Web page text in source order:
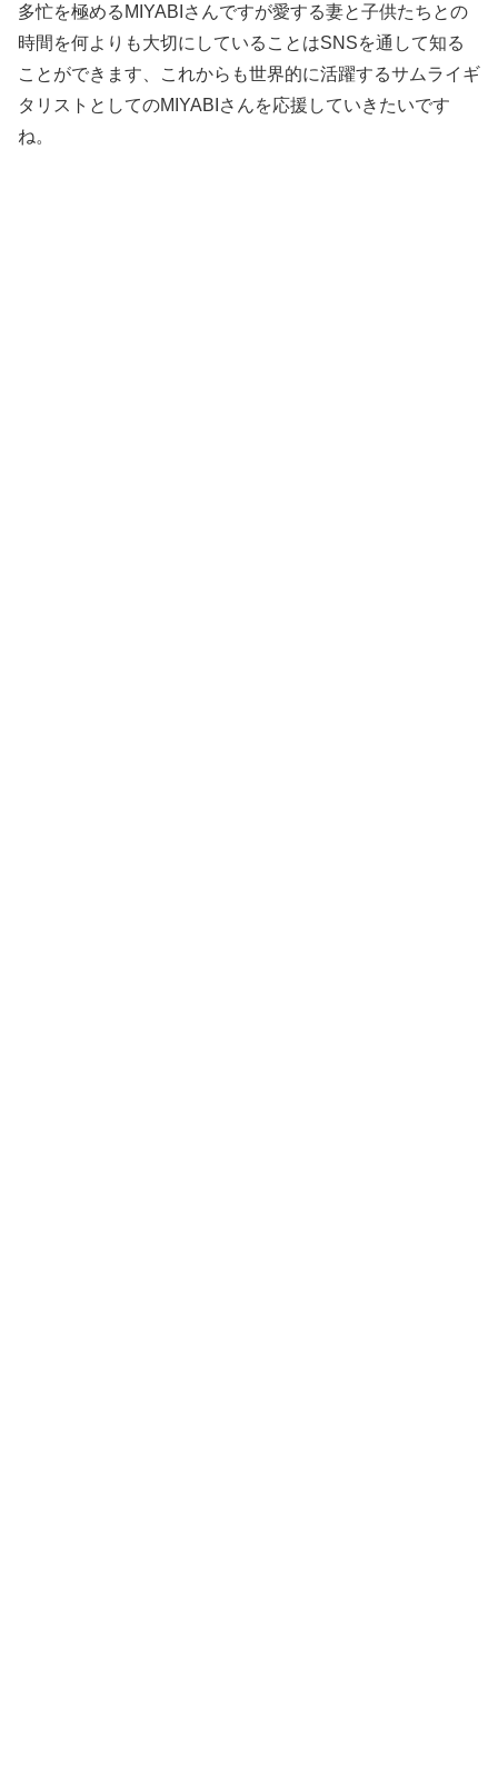
多忙を極めるMIYABIさんですが愛する妻と子供たちとの
時間を何よりも大切にしていることはSNSを通して知る
ことができます、これからも世界的に活躍するサムライギ
タリストとしてのMIYABIさんを応援していきたいです
ね。